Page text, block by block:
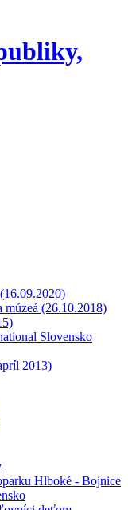
múzeá (26.10.2018)
Slovensko
2013)
Hlboké - Bojnice